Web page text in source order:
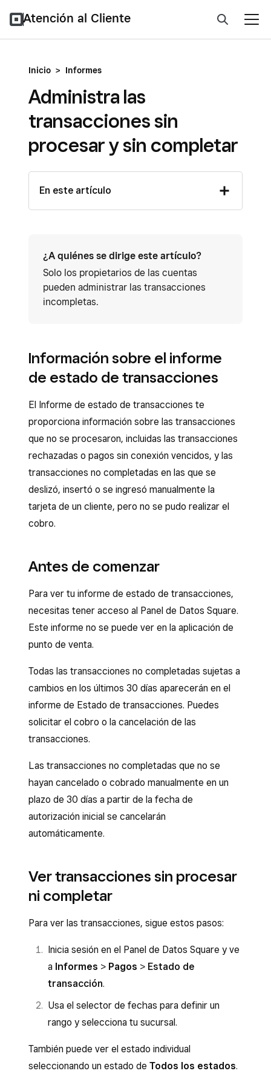
Atención al Cliente
Inicio > Informes
Administra las
transacciones sin
procesar y sin completar
En este artículo
¿A quiénes se dirige este artículo?
Solo los propietarios de las cuentas
pueden administrar las transacciones
incompletas.
Información sobre el informe
de estado de transacciones
El Informe de estado de transacciones te
proporciona información sobre las transacciones
que no se procesaron, incluidas las transacciones
rechazadas o pagos sin conexión vencidos, y las
transacciones no completadas en las que se
deslizó, insertó o se ingresó manualmente la
tarjeta de un cliente, pero no se pudo realizar el
cobro.
Antes de comenzar
Para ver tu informe de estado de transacciones,
necesitas tener acceso al Panel de Datos Square.
Este informe no se puede ver en la aplicación de
punto de venta.
Todas las transacciones no completadas sujetas a
cambios en los últimos 30 días aparecerán en el
informe de Estado de transacciones. Puedes
solicitar el cobro o la cancelación de las
transacciones.
Las transacciones no completadas que no se
hayan cancelado o cobrado manualmente en un
plazo de 30 días a partir de la fecha de
autorización inicial se cancelarán
automáticamente.
Ver transacciones sin procesar
ni completar
Para ver las transacciones, sigue estos pasos:
Inicia sesión en el Panel de Datos Square y ve
a Informes > Pagos > Estado de
transacción.
Usa el selector de fechas para definir un
rango y selecciona tu sucursal.
También puede ver el estado individual
seleccionando un estado de Todos los estados.